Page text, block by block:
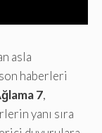
asla
haberleri
7,
yanı sıra